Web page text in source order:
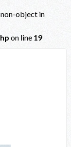
object in
on line 19